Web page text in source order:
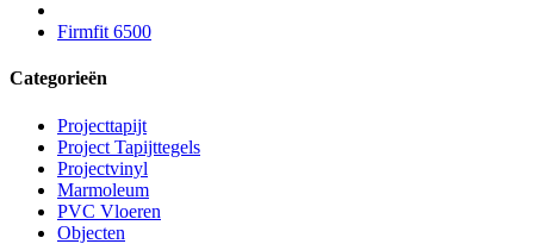
Firmfit 6500
Categorieën
Projecttapijt
Project Tapijttegels
Projectvinyl
Marmoleum
PVC Vloeren
Objecten